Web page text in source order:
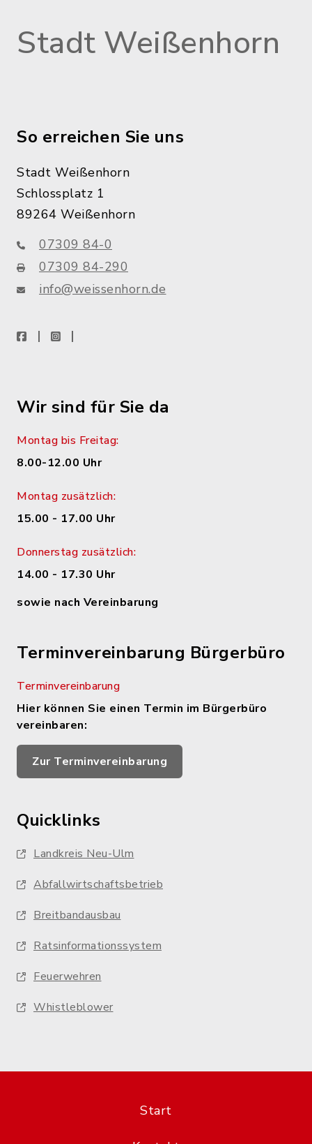
Stadt Weißenhorn
So erreichen Sie uns
Stadt Weißenhorn
Schlossplatz 1
89264 Weißenhorn
07309 84-0
07309 84-290
info@weissenhorn.de
facebookinstagram
Wir sind für Sie da
Montag bis Freitag:
8.00-12.00 Uhr
Montag zusätzlich:
15.00 - 17.00 Uhr
Donnerstag zusätzlich:
14.00 - 17.30 Uhr
sowie nach Vereinbarung
Terminvereinbarung Bürgerbüro
Terminvereinbarung
Hier können Sie einen Termin im Bürgerbüro
vereinbaren:
Zur Terminvereinbarung
Quicklinks
Landkreis Neu-Ulm
Abfallwirtschaftsbetrieb
Breitbandausbau
Ratsinformationssystem
Feuerwehren
Whistleblower
Start